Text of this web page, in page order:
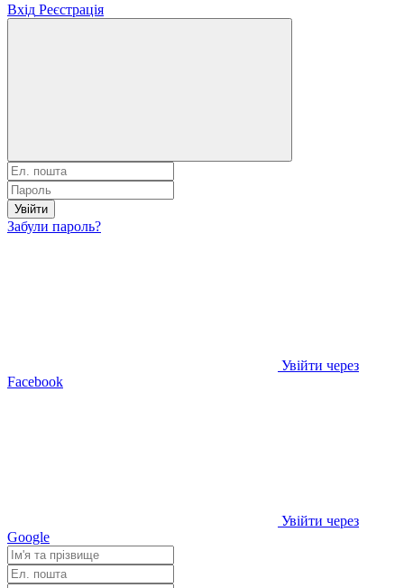
Вхід Реєстрація
Увійти
Забули пароль?
Увійти через
Facebook
Увійти через
Google